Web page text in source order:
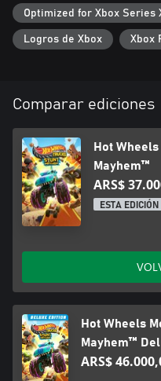
Optimized for Xbox Series
Logros de Xbox Xbox
Comparar ediciones
Hot
Mayhem™
ARS$
ESTA EDICIÓN
Hot Wheels
Mayhem™
ARS$